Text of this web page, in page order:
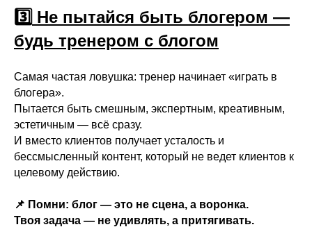
3️⃣ Не пытайся быть блогером —
будь тренером с блогом
Самая частая ловушка: тренер начинает «играть в
блогера».
Пытается быть смешным, экспертным, креативным,
эстетичным — всё сразу.
И вместо клиентов получает усталость и
бессмысленный контент, который не ведет клиентов к
целевому действию.
📌 Помни: блог — это не сцена, а воронка.
Твоя задача — не удивлять, а притягивать.